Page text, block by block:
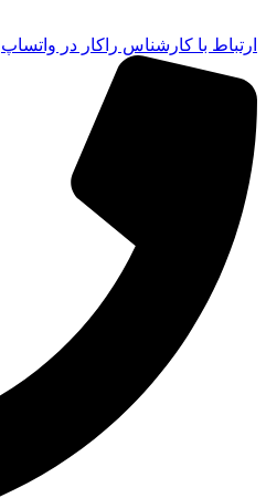
ارتباط با کارشناس راکار در واتساپ